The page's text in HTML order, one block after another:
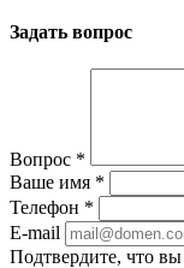
Задать вопрос
Вопрос *
Ваше имя *
Телефон *
E-mail
Подтвердите, что